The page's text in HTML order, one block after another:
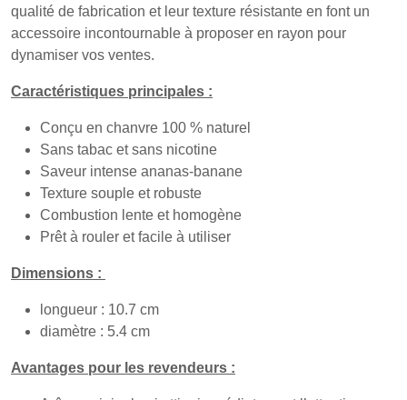
qualité de fabrication et leur texture résistante en font un
accessoire incontournable à proposer en rayon pour
dynamiser vos ventes.
Caractéristiques principales :
Conçu en chanvre 100 % naturel
Sans tabac et sans nicotine
Saveur intense ananas-banane
Texture souple et robuste
Combustion lente et homogène
Prêt à rouler et facile à utiliser
Dimensions :
longueur : 10.7 cm
diamètre : 5.4 cm
Avantages pour les revendeurs :